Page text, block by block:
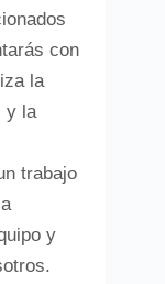
con
la
y la
trabajo
y